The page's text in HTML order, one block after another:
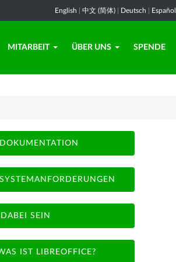
English 中文 (简体) Deutsch Español
MITARBEIT ÜBER UNS SPENDE
DOKUMENTATION
SYSTEMANFORDERUNGEN
DABEI SEIN
IST LIBREOFFICE?